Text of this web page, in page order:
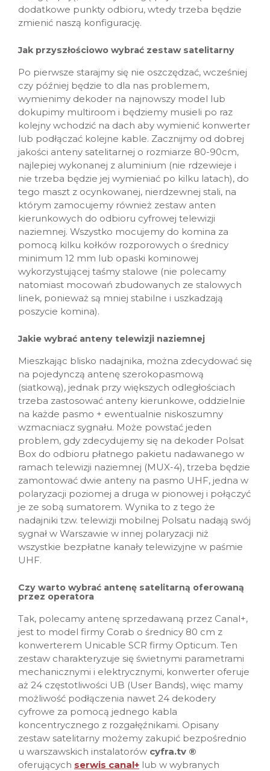
dodatkowe punkty odbioru, wtedy trzeba będzie
zmienić naszą konfigurację.
Jak przyszłościowo wybrać zestaw satelitarny
Po pierwsze starajmy się nie oszczędzać, wcześniej
czy później będzie to dla nas problemem,
wymienimy dekoder na najnowszy model lub
dokupimy multiroom i będziemy musieli po raz
kolejny wchodzić na dach aby wymienić konwerter
lub podłączać kolejne kable. Zacznijmy od dobrej
jakości anteny satelitarnej o rozmiarze 80-90cm,
najlepiej wykonanej z aluminium (nie rdzewieje i
nie trzeba będzie jej wymieniać po kilku latach), do
tego maszt z ocynkowanej, nierdzewnej stali, na
którym zamocujemy również zestaw anten
kierunkowych do odbioru cyfrowej telewizji
naziemnej. Wszystko mocujemy do komina za
pomocą kilku kołków rozporowych o średnicy
minimum 12 mm lub opaski kominowej
wykorzystującej taśmy stalowe (nie polecamy
natomiast mocowań zbudowanych ze stalowych
linek, ponieważ są mniej stabilne i uszkadzają
poszycie komina).
Jakie wybrać anteny telewizji naziemnej
Mieszkając blisko nadajnika, można zdecydować się
na pojedynczą antenę szerokopasmową
(siatkową), jednak przy większych odległościach
trzeba zastosować anteny kierunkowe, oddzielnie
na każde pasmo + ewentualnie niskoszumny
wzmacniacz sygnału. Może powstać jeden
problem, gdy zdecydujemy się na dekoder Polsat
Box do odbioru płatnego pakietu nadawanego w
ramach telewizji naziemnej (MUX-4), trzeba będzie
zamontować dwie anteny na pasmo UHF, jedna w
polaryzacji poziomej a druga w pionowej i połączyć
je ze sobą sumatorem. Wynika to z tego że
nadajniki tzw. telewizji mobilnej Polsatu nadają swój
sygnał w Warszawie w innej polaryzacji niż
wszystkie bezpłatne kanały telewizyjne w paśmie
UHF.
Czy warto wybrać antenę satelitarną oferowaną
przez operatora
Tak, polecamy antenę sprzedawaną przez Canal+,
jest to model firmy Corab o średnicy 80 cm z
konwerterem Unicable SCR firmy Opticum. Ten
zestaw charakteryzuje się świetnymi parametrami
mechanicznymi i elektrycznymi, konwerter oferuje
aż 24 częstotliwości UB (User Bands), więc mamy
możliwość podłączenia nawet 24 dekodery
cyfrowe za pomocą jednego kabla
koncentrycznego z rozgałęźnikami. Opisany
zestaw satelitarny możemy zakupić bezpośrednio
u warszawskich instalatorów cyfra.tv ®
oferujących serwis canal+ lub w wybranych